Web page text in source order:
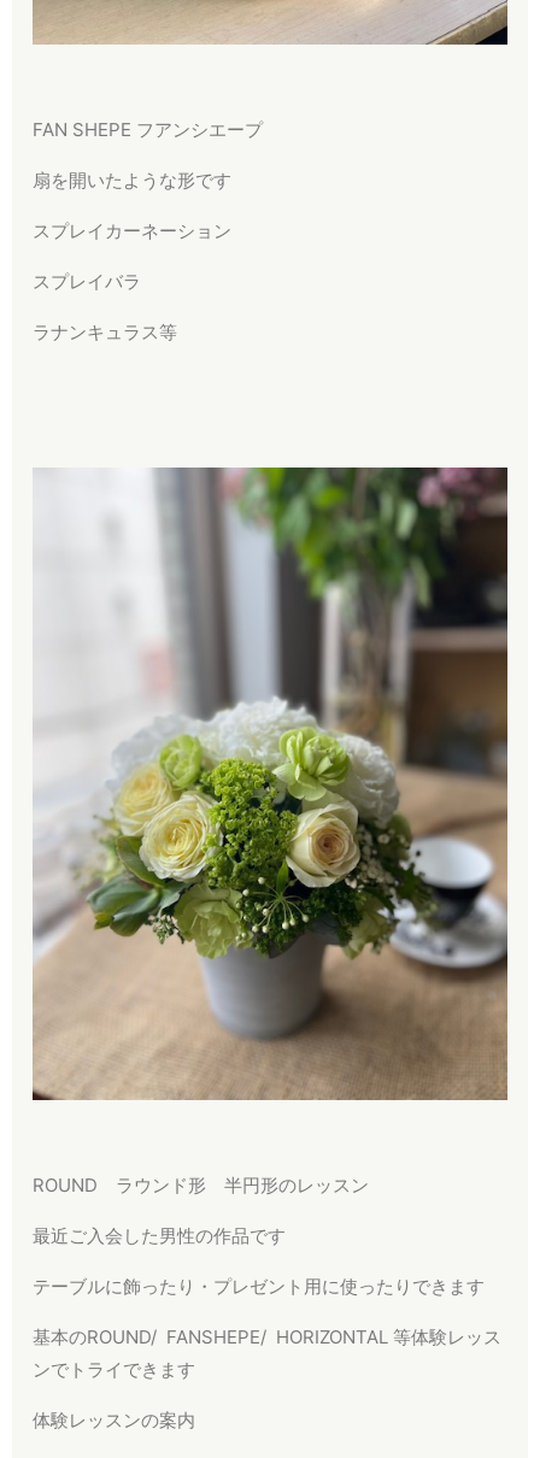
FAN SHEPE フアンシエープ
扇を開いたような形です
スプレイカーネーション
スプレイバラ
ラナンキュラス等
ROUND ラウンド形 半円形のレッスン
最近ご入会した男性の作品です
テーブルに飾ったり・プレゼント用に使ったりできます
基本のROUND/ FANSHEPE/ HORIZONTAL 等体験レッス
ンでトライできます
体験レッスンの案内